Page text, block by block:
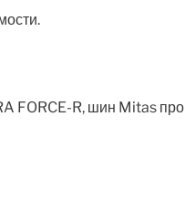
FORCE-R, шин Mitas